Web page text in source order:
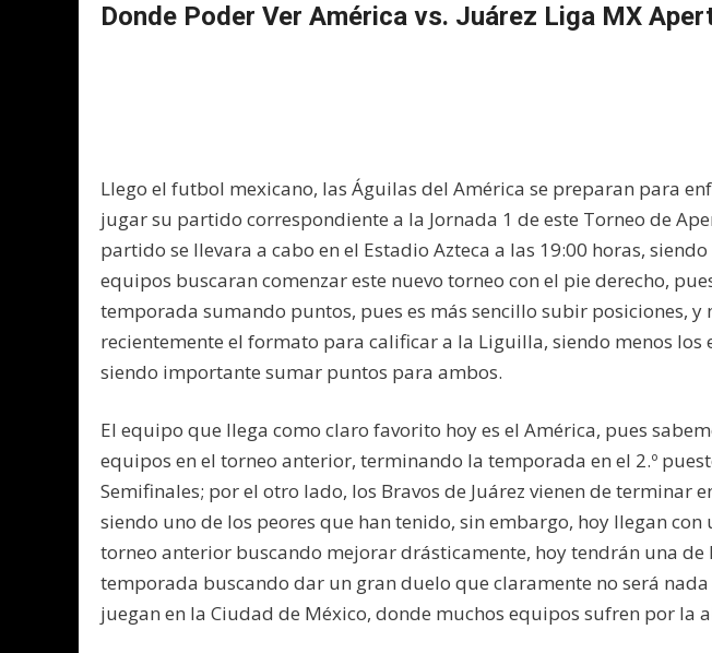
Donde Poder Ver América vs. Juárez Liga MX
Llego el futbol mexicano, las Águilas del América se preparan para
jugar su partido correspondiente a la Jornada 1 de este Torneo de
partido se llevara a cabo en el Estadio Azteca a las 19:00 horas,
equipos buscaran comenzar este nuevo torneo con el pie derecho,
temporada sumando puntos, pues es más sencillo subir posiciones, y
recientemente el formato para calificar a la Liguilla, siendo menos
siendo importante sumar puntos para ambos.
El equipo que llega como claro favorito hoy es el América, pues
equipos en el torneo anterior, terminando la temporada en el 2.º
Semifinales; por el otro lado, los Bravos de Juárez vienen de terminar
siendo uno de los peores que han tenido, sin embargo, hoy llegan
torneo anterior buscando mejorar drásticamente, hoy tendrán una de
temporada buscando dar un gran duelo que claramente no será
juegan en la Ciudad de México, donde muchos equipos sufren por la